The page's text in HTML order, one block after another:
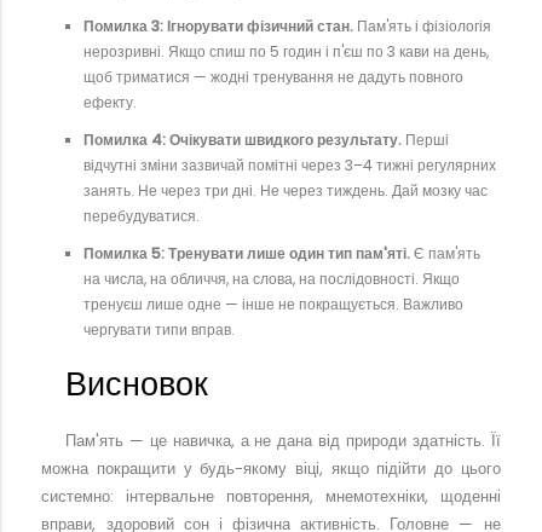
Помилка 3: Ігнорувати фізичний стан. Пам'ять і фізіологія
нерозривні. Якщо спиш по 5 годин і п'єш по 3 кави на день,
щоб триматися — жодні тренування не дадуть повного
ефекту.
Помилка 4: Очікувати швидкого результату. Перші
відчутні зміни зазвичай помітні через 3–4 тижні регулярних
занять. Не через три дні. Не через тиждень. Дай мозку час
перебудуватися.
Помилка 5: Тренувати лише один тип пам'яті.Є пам'ять
на числа, на обличчя, на слова, на послідовності. Якщо
тренуєш лише одне — інше не покращується. Важливо
чергувати типи вправ.
Висновок
Пам'ять — це навичка, а не дана від природи здатність. Її
можна покращити у будь-якому віці, якщо підійти до цього
системно: інтервальне повторення, мнемотехніки, щоденні
вправи, здоровий сон і фізична активність. Головне — не